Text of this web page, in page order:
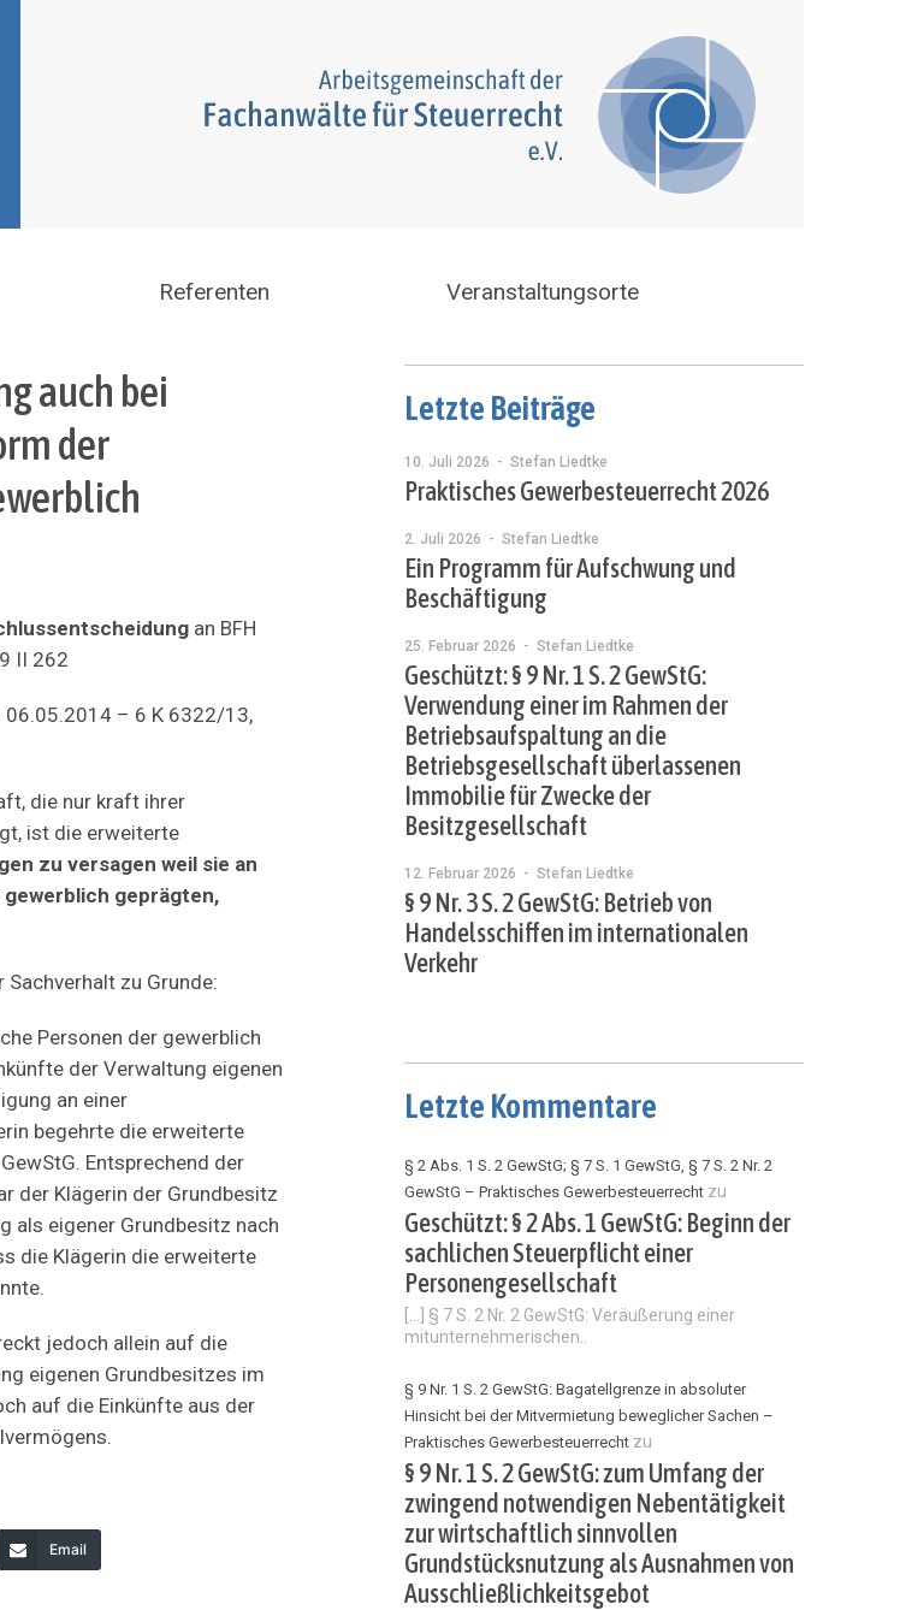
Referenten Veranstaltungsorte
auch bei
der
an BFH
II 262
06.05.2014 – 6 K 6322/13,
die nur kraft ihrer
ist die erweiterte
zu versagen weil sie an
geprägten,
zu Grunde:
Personen der gewerblich
der Verwaltung eigenen
an einer
begehrte die erweiterte
Entsprechend der
der Klägerin der Grundbesitz
als eigener Grundbesitz nach
die Klägerin die erweiterte
jedoch allein auf die
eigenen Grundbesitzes im
auf die Einkünfte aus der
Email
Letzte Beiträge
10. Juli 2026 - Stefan Liedtke
Praktisches Gewerbesteuerrecht 2026
2. Juli 2026 - Stefan Liedtke
Ein Programm für Aufschwung und
Beschäftigung
25. Februar 2026 - Stefan Liedtke
Geschützt: § 9 Nr. 1 S. 2 GewStG:
Verwendung einer im Rahmen der
Betriebsaufspaltung an die
Betriebsgesellschaft überlassenen
Immobilie für Zwecke der
Besitzgesellschaft
12. Februar 2026 - Stefan Liedtke
§ 9 Nr. 3 S. 2 GewStG: Betrieb von
Handelsschiffen im internationalen
Verkehr
Letzte Kommentare
§ 2 Abs. 1 S. 2 GewStG; § 7 S. 1 GewStG, § 7 S. 2 Nr. 2
GewStG – Praktisches Gewerbesteuerrecht zu
Geschützt: § 2 Abs. 1 GewStG: Beginn der
sachlichen Steuerpflicht einer
Personengesellschaft
[…] § 7 S. 2 Nr. 2 GewStG: Veräußerung einer
mitunternehmerischen..
§ 9 Nr. 1 S. 2 GewStG: Bagatellgrenze in absoluter
Hinsicht bei der Mitvermietung beweglicher Sachen –
Praktisches Gewerbesteuerrecht zu
§ 9 Nr. 1 S. 2 GewStG: zum Umfang der
zwingend notwendigen Nebentätigkeit
zur wirtschaftlich sinnvollen
Grundstücksnutzung als Ausnahmen von
Ausschließlichkeitsgebot